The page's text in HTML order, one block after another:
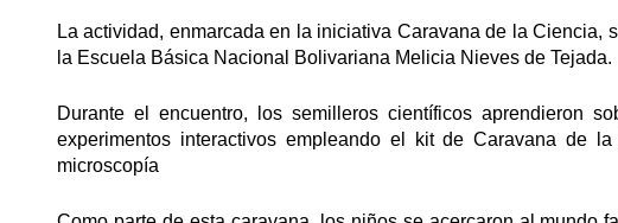
La actividad, enmarcada en la iniciativa Caravana de la
la Escuela Básica Nacional Bolivariana Melicia Nieves de Tejada.
Durante el encuentro, los semilleros científicos aprendieron
experimentos interactivos empleando el kit de Caravana de
microscopía